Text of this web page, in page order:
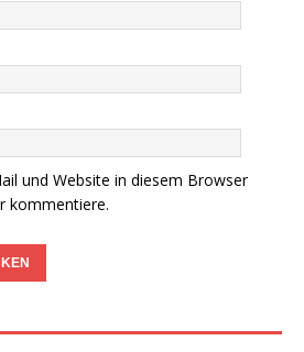
und Website in diesem Browser
kommentiere.